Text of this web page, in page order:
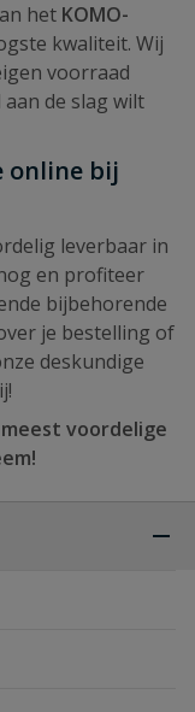
het KOMO-
kwaliteit. Wij
voorraad
de slag wilt
online bij
leverbaar in
en profiteer
bijbehorende
je bestelling of
deskundige
voordelige